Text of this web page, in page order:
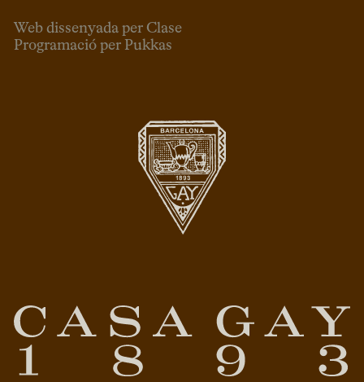
CAT ESP ENG
Web dissenyada per Clase
Programació per Pukkas